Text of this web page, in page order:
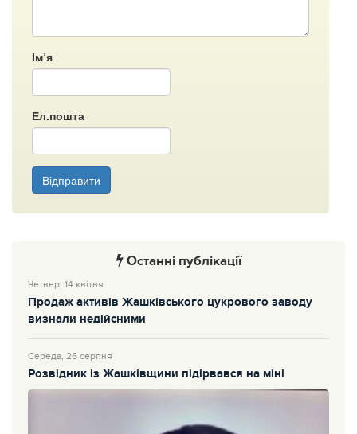
Ім’я
Ел.пошта
Відправити
Останні публікації
Четвер, 14 квітня
Продаж активів Жашківського цукрового заводу
визнали недійсними
Середа, 26 серпня
Розвідник із Жашківщини підірвався на міні